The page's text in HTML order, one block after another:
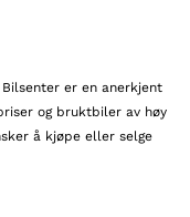
er en anerkjent
og bruktbiler av høy
å kjøpe eller selge